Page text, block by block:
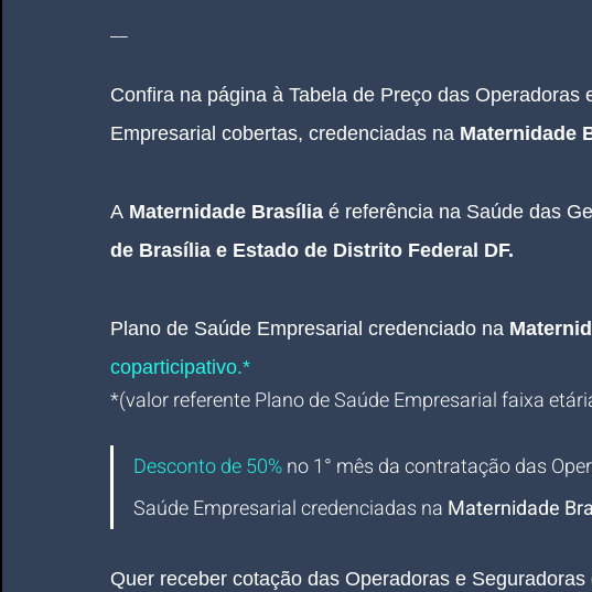
__
Confira na página à Tabela de Preço das
Empresarial cobertas, credenciadas na Maternidade
A Maternidade Brasília é referência na Saúde das
de Brasília e Estado de Distrito Federal DF.
Plano de Saúde Empresarial credenciado na
coparticipativo.*
*(valor referente Plano de Saúde Empresarial faixa
Desconto de 50%no 1° mês da contratação das
Saúde Empresarial credenciadas na Maternidade
Quer receber cotação das Operadoras e Seguradoras